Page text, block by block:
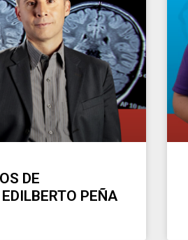
DE
PEÑA